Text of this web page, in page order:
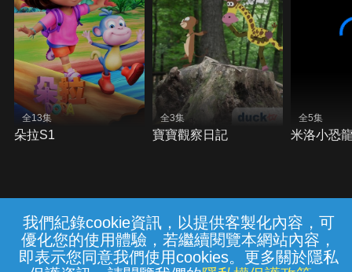
我們紀錄cookie資訊，以提供客製化內容，可
優化您的使用體驗，若繼續閱覽本網站內容，
即表示您同意我們使用cookies。更多關於隱私
全13集
朵拉S1
全3集
寶寶觀察日記
全5集
米洛小恐
常見問題 線上客服 服務條款 隱私權保護
{{notifyMsg}}